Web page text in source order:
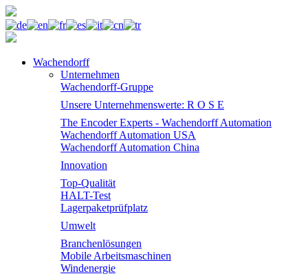
Wachendorff
Unternehmen
Wachendorff-Gruppe
Unsere Unternehmenswerte: R O S E
The Encoder Experts - Wachendorff Automation
Wachendorff Automation USA
Wachendorff Automation China
Innovation
Top-Qualität
HALT-Test
Lagerpaketprüfplatz
Umwelt
Branchenlösungen
Mobile Arbeitsmaschinen
Windenergie